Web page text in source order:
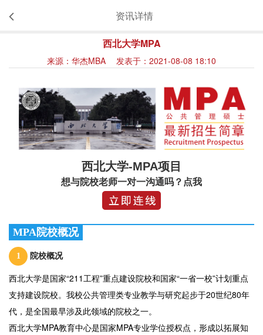
资讯详情
西北大学MPA
来源：华杰MBA 发表于：2021-08-08 18:10
西北大学-MPA项目
想与院校老师一对一沟通吗？点我
MPA院校概况
1 院校概况
西北大学是国家“211工程”重点建设院校和国家“一省一校”计划重点
支持建设院校。我校公共管理类专业教学与研究起步于20世纪80年
代，是全国最早涉及此领域的院校之一。
西北大学MPA教育中心是国家MPA专业学位授权点，形成以拓展知